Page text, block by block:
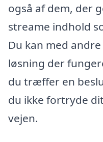
også af dem, der
streame indhold
Du kan med
løsning der
du træffer en
du ikke fortryde
vejen.